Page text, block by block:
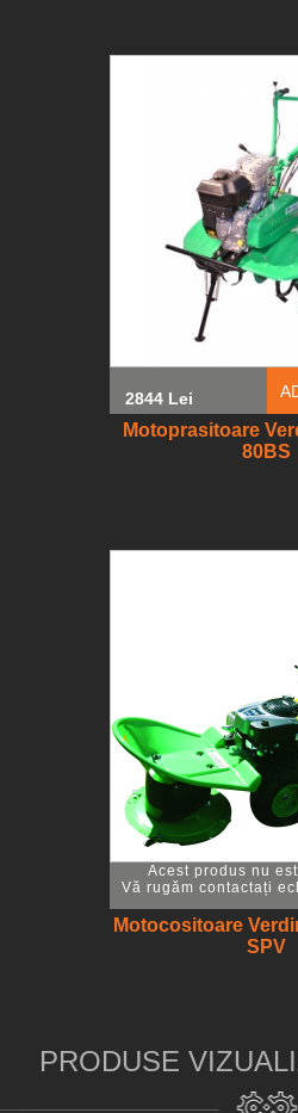
2844 Lei
Motoprasitoare
80BS
Acest produs nu
Vă rugăm contactați
Motocositoare
SPV
PRODUSE